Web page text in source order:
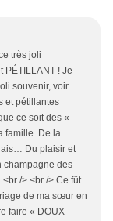
très joli
! Je
souvenir, voir
et pétillantes
ce soit des «
famille. De la
Du plaisir et
champagne des
/> <br /> Ce fût
de ma sœur en
faire « DOUX